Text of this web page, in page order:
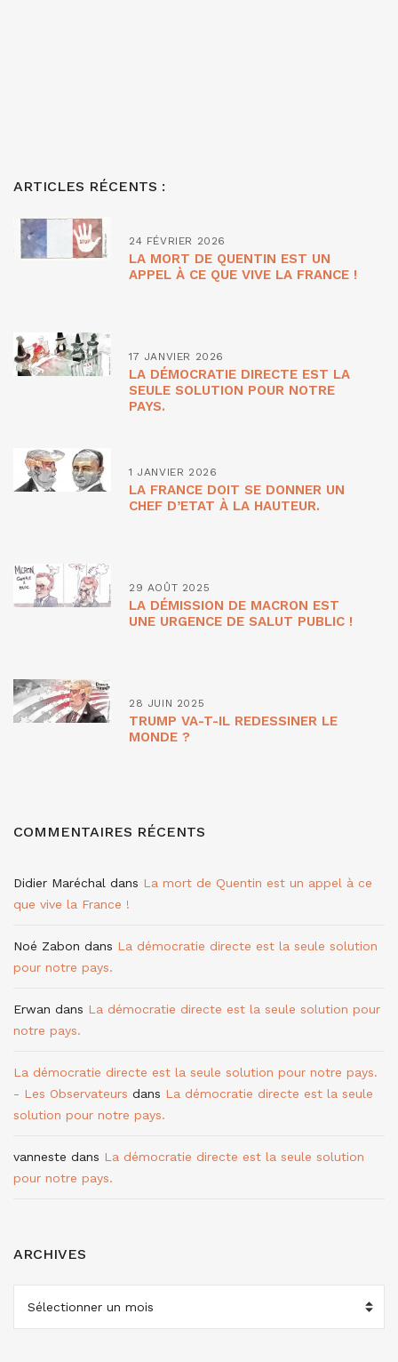
ARTICLES RÉCENTS :
24 FÉVRIER 2026
LA MORT DE QUENTIN EST UN
APPEL À CE QUE VIVE LA FRANCE !
17 JANVIER 2026
LA DÉMOCRATIE DIRECTE EST LA
SEULE SOLUTION POUR NOTRE
PAYS.
1 JANVIER 2026
LA FRANCE DOIT SE DONNER UN
CHEF D’ETAT À LA HAUTEUR.
29 AOÛT 2025
LA DÉMISSION DE MACRON EST
UNE URGENCE DE SALUT PUBLIC !
28 JUIN 2025
TRUMP VA-T-IL REDESSINER LE
MONDE ?
COMMENTAIRES RÉCENTS
Didier Maréchal dans La mort de Quentin est un appel à ce
que vive la France !
Noé Zabon dans La démocratie directe est la seule solution
pour notre pays.
Erwan dans La démocratie directe est la seule solution pour
notre pays.
La démocratie directe est la seule solution pour notre pays.
- Les Observateurs dans La démocratie directe est la seule
solution pour notre pays.
vanneste dans La démocratie directe est la seule solution
pour notre pays.
ARCHIVES
ARCHIVES